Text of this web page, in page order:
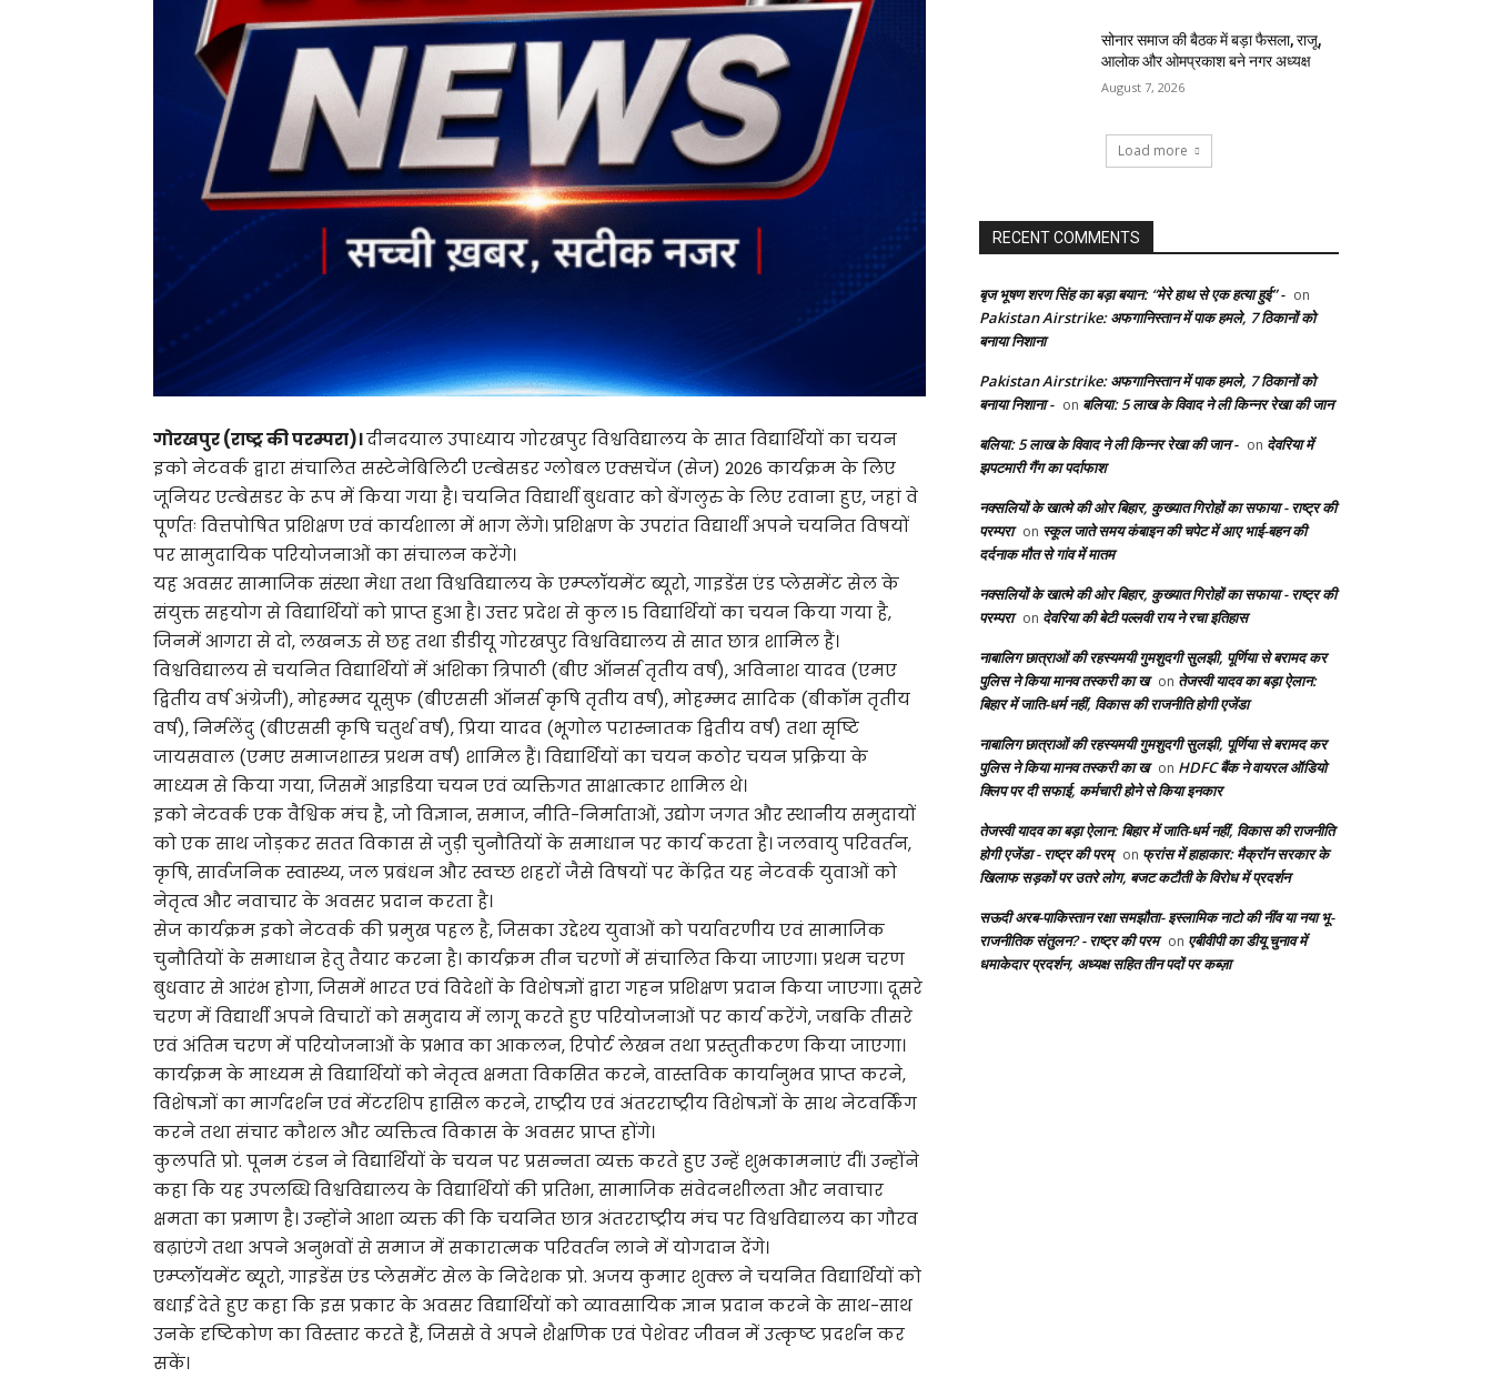
गोरखपुर (राष्ट्र की परम्परा)।दीनदयाल उपाध्याय गोरखपुर विश्वविद्यालय के सात विद्यार्थियों का चयन
इको नेटवर्क द्वारा संचालित सस्टेनेबिलिटी एम्बेसडर ग्लोबल एक्सचेंज (सेज) 2026 कार्यक्रम के लिए
जूनियर एम्बेसडर के रूप में किया गया है। चयनित विद्यार्थी बुधवार को बेंगलुरु के लिए रवाना हुए, जहां वे
पूर्णतः वित्तपोषित प्रशिक्षण एवं कार्यशाला में भाग लेंगे। प्रशिक्षण के उपरांत विद्यार्थी अपने चयनित विषयों
पर सामुदायिक परियोजनाओं का संचालन करेंगे।
यह अवसर सामाजिक संस्था मेधा तथा विश्वविद्यालय के एम्प्लॉयमेंट ब्यूरो, गाइडेंस एंड प्लेसमेंट सेल के
संयुक्त सहयोग से विद्यार्थियों को प्राप्त हुआ है। उत्तर प्रदेश से कुल 15 विद्यार्थियों का चयन किया गया है,
जिनमें आगरा से दो, लखनऊ से छह तथा डीडीयू गोरखपुर विश्वविद्यालय से सात छात्र शामिल हैं।
विश्वविद्यालय से चयनित विद्यार्थियों में अंशिका त्रिपाठी (बीए ऑनर्स तृतीय वर्ष), अविनाश यादव (एमए
द्वितीय वर्ष अंग्रेजी), मोहम्मद यूसुफ (बीएससी ऑनर्स कृषि तृतीय वर्ष), मोहम्मद सादिक (बीकॉम तृतीय
वर्ष), निर्मलेंदु (बीएससी कृषि चतुर्थ वर्ष), प्रिया यादव (भूगोल परास्नातक द्वितीय वर्ष) तथा सृष्टि
जायसवाल (एमए समाजशास्त्र प्रथम वर्ष) शामिल हैं। विद्यार्थियों का चयन कठोर चयन प्रक्रिया के
माध्यम से किया गया, जिसमें आइडिया चयन एवं व्यक्तिगत साक्षात्कार शामिल थे।
इको नेटवर्क एक वैश्विक मंच है, जो विज्ञान, समाज, नीति-निर्माताओं, उद्योग जगत और स्थानीय समुदायों
को एक साथ जोड़कर सतत विकास से जुड़ी चुनौतियों के समाधान पर कार्य करता है। जलवायु परिवर्तन,
कृषि, सार्वजनिक स्वास्थ्य, जल प्रबंधन और स्वच्छ शहरों जैसे विषयों पर केंद्रित यह नेटवर्क युवाओं को
नेतृत्व और नवाचार के अवसर प्रदान करता है।
सेज कार्यक्रम इको नेटवर्क की प्रमुख पहल है, जिसका उद्देश्य युवाओं को पर्यावरणीय एवं सामाजिक
चुनौतियों के समाधान हेतु तैयार करना है। कार्यक्रम तीन चरणों में संचालित किया जाएगा। प्रथम चरण
बुधवार से आरंभ होगा, जिसमें भारत एवं विदेशों के विशेषज्ञों द्वारा गहन प्रशिक्षण प्रदान किया जाएगा। दूसरे
चरण में विद्यार्थी अपने विचारों को समुदाय में लागू करते हुए परियोजनाओं पर कार्य करेंगे, जबकि तीसरे
एवं अंतिम चरण में परियोजनाओं के प्रभाव का आकलन, रिपोर्ट लेखन तथा प्रस्तुतीकरण किया जाएगा।
कार्यक्रम के माध्यम से विद्यार्थियों को नेतृत्व क्षमता विकसित करने, वास्तविक कार्यानुभव प्राप्त करने,
विशेषज्ञों का मार्गदर्शन एवं मेंटरशिप हासिल करने, राष्ट्रीय एवं अंतरराष्ट्रीय विशेषज्ञों के साथ नेटवर्किंग
करने तथा संचार कौशल और व्यक्तित्व विकास के अवसर प्राप्त होंगे।
कुलपति प्रो. पूनम टंडन ने विद्यार्थियों के चयन पर प्रसन्नता व्यक्त करते हुए उन्हें शुभकामनाएं दीं। उन्होंने
कहा कि यह उपलब्धि विश्वविद्यालय के विद्यार्थियों की प्रतिभा, सामाजिक संवेदनशीलता और नवाचार
क्षमता का प्रमाण है। उन्होंने आशा व्यक्त की कि चयनित छात्र अंतरराष्ट्रीय मंच पर विश्वविद्यालय का गौरव
बढ़ाएंगे तथा अपने अनुभवों से समाज में सकारात्मक परिवर्तन लाने में योगदान देंगे।
एम्प्लॉयमेंट ब्यूरो, गाइडेंस एंड प्लेसमेंट सेल के निदेशक प्रो. अजय कुमार शुक्ल ने चयनित विद्यार्थियों को
बधाई देते हुए कहा कि इस प्रकार के अवसर विद्यार्थियों को व्यावसायिक ज्ञान प्रदान करने के साथ-साथ
उनके दृष्टिकोण का विस्तार करते हैं, जिससे वे अपने शैक्षणिक एवं पेशेवर जीवन में उत्कृष्ट प्रदर्शन कर
सकें।
सोनार समाज की बैठक में बड़ा फैसला, राजू,
आलोक और ओमप्रकाश बने नगर अध्यक्ष
August 7, 2026
Load more
RECENT COMMENTS
बृज भूषण शरण सिंह का बड़ा बयान: “मेरे हाथ से एक हत्या हुई” - on
Pakistan Airstrike: अफगानिस्तान में पाक हमले, 7 ठिकानों को
बनाया निशाना
Pakistan Airstrike: अफगानिस्तान में पाक हमले, 7 ठिकानों को
बनाया निशाना - on बलिया: 5 लाख के विवाद ने ली किन्नर रेखा की जान
बलिया: 5 लाख के विवाद ने ली किन्नर रेखा की जान - on देवरिया में
झपटमारी गैंग का पर्दाफाश
नक्सलियों के खात्मे की ओर बिहार, कुख्यात गिरोहों का सफाया - राष्ट्र की
परम्परा on स्कूल जाते समय कंबाइन की चपेट में आए भाई-बहन की
दर्दनाक मौत से गांव में मातम
नक्सलियों के खात्मे की ओर बिहार, कुख्यात गिरोहों का सफाया - राष्ट्र की
परम्परा on देवरिया की बेटी पल्लवी राय ने रचा इतिहास
नाबालिग छात्राओं की रहस्यमयी गुमशुदगी सुलझी, पूर्णिया से बरामद कर
पुलिस ने किया मानव तस्करी का ख on तेजस्वी यादव का बड़ा ऐलान:
बिहार में जाति-धर्म नहीं, विकास की राजनीति होगी एजेंडा
नाबालिग छात्राओं की रहस्यमयी गुमशुदगी सुलझी, पूर्णिया से बरामद कर
पुलिस ने किया मानव तस्करी का ख on HDFC बैंक ने वायरल ऑडियो
क्लिप पर दी सफाई, कर्मचारी होने से किया इनकार
तेजस्वी यादव का बड़ा ऐलान: बिहार में जाति-धर्म नहीं, विकास की राजनीति
होगी एजेंडा - राष्ट्र की परम् on फ्रांस में हाहाकार: मैक्रॉन सरकार के
खिलाफ सड़कों पर उतरे लोग, बजट कटौती के विरोध में प्रदर्शन
सऊदी अरब-पाकिस्तान रक्षा समझौता- इस्लामिक नाटो की नींव या नया भू-
राजनीतिक संतुलन? - राष्ट्र की परम on एबीवीपी का डीयू चुनाव में
धमाकेदार प्रदर्शन, अध्यक्ष सहित तीन पदों पर कब्ज़ा